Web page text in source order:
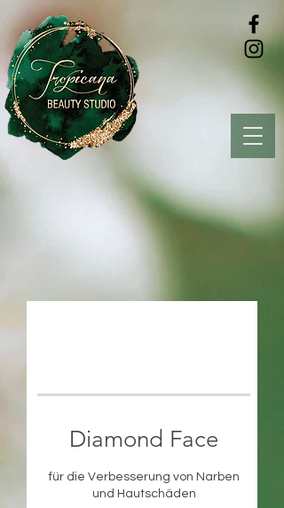
Diamond Face
für die Verbesserung von Narben
und Hautschäden